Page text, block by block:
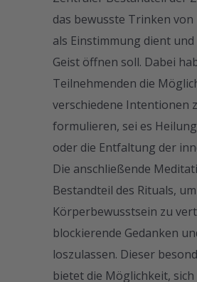
das bewusste Trinken von
als Einstimmung dient
Geist öffnen soll. Dabei
Teilnehmenden die
verschiedene Intentionen
formulieren, sei es
oder die Entfaltung der
Die anschließende
Bestandteil des Rituals,
Körperbewusstsein zu
blockierende Gedanken
loszulassen. Dieser
bietet die Möglichkeit, sich